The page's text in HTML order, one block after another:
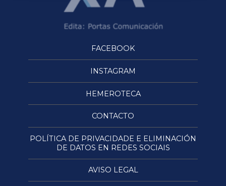
FACEBOOK
INSTAGRAM
HEMEROTECA
CONTACTO
POLÍTICA DE PRIVACIDADE E ELIMINACIÓN
DE DATOS EN REDES SOCIAIS
AVISO LEGAL